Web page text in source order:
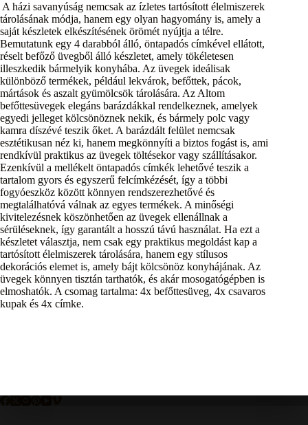
A házi savanyúság nemcsak az ízletes tartósított élelmiszerek
tárolásának módja, hanem egy olyan hagyomány is, amely a
saját készletek elkészítésének örömét nyújtja a télre.
Bemutatunk egy 4 darabból álló, öntapadós címkével ellátott,
réselt befőző üvegből álló készletet, amely tökéletesen
illeszkedik bármelyik konyhába. Az üvegek ideálisak
különböző termékek, például lekvárok, befőttek, pácok,
mártások és aszalt gyümölcsök tárolására. Az Altom
befőttesüvegek elegáns barázdákkal rendelkeznek, amelyek
egyedi jelleget kölcsönöznek nekik, és bármely polc vagy
kamra díszévé teszik őket. A barázdált felület nemcsak
esztétikusan néz ki, hanem megkönnyíti a biztos fogást is, ami
rendkívül praktikus az üvegek töltésekor vagy szállításakor.
Ezenkívül a mellékelt öntapadós címkék lehetővé teszik a
tartalom gyors és egyszerű felcímkézését, így a többi
fogyóeszköz között könnyen rendszerezhetővé és
megtalálhatóvá válnak az egyes termékek. A minőségi
kivitelezésnek köszönhetően az üvegek ellenállnak a
sérüléseknek, így garantált a hosszú távú használat. Ha ezt a
készletet választja, nem csak egy praktikus megoldást kap a
tartósított élelmiszerek tárolására, hanem egy stílusos
dekorációs elemet is, amely bájt kölcsönöz konyhájának. Az
üvegek könnyen tisztán tarthatók, és akár mosogatógépben is
elmoshatók. A csomag tartalma: 4x befőttesüveg, 4x csavaros
kupak és 4x címke.